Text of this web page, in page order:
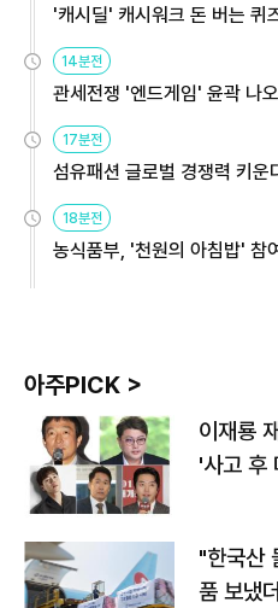
'캐시딜' 캐시워크 돈 버는 퀴
14분전
관세전쟁 '엔드게임' 윤곽 나
17분전
섬유패션 글로벌 경쟁력 키
18분전
농식품부, '천원의 아침밥' 참
아주PICK >
이재룡
'사고 후
"한국산
품 보냈